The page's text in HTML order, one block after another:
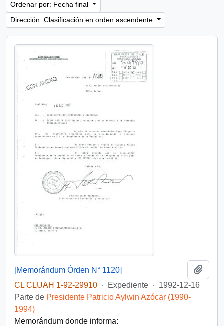
Ordenar por: Fecha final
Dirección: Clasificación en orden ascendente
[Memorándum Órden N° 1120]
CL CLUAH 1-92-29910 · Expediente · 1992-12-16
Parte de Presidente Patricio Aylwin Azócar (1990-
1994)
Memorándum donde informa: